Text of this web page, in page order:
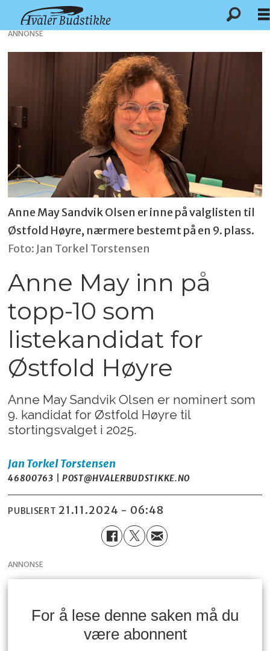
ANNONSE
Anne May Sandvik Olsen er inne på valglisten til
Østfold Høyre, nærmere bestemt på en 9. plass.
Foto: Jan Torkel Torstensen
Anne May inn på
topp-10 som
listekandidat for
Østfold Høyre
Anne May Sandvik Olsen er nominert som
9. kandidat for Østfold Høyre til
stortingsvalget i 2025.
Jan TorkelTorstensen
46800763 | POST@HVALERBUDSTIKKE.NO
PUBLISERT 21.11.2024 - 06:48
ANNONSE
For å lese denne saken må du
være abonnent